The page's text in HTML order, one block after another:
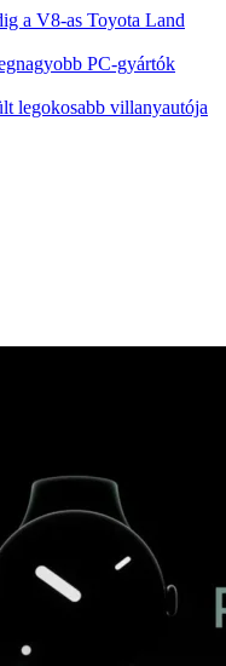
a V8-as Toyota Land
PC-gyártók
legokosabb villanyautója